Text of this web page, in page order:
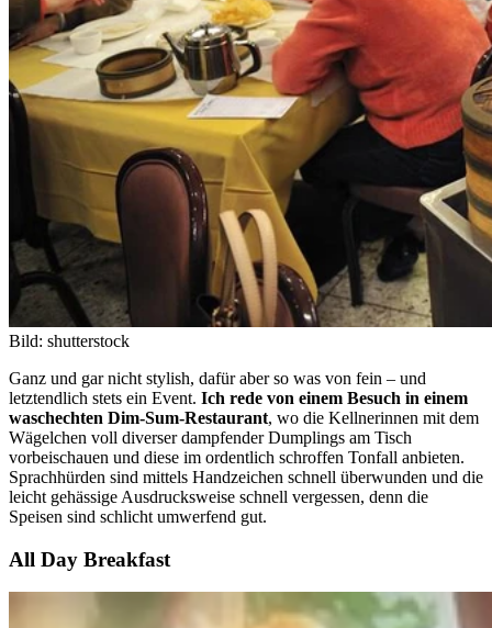
Bild: shutterstock
Ganz und gar nicht stylish, dafür aber so was von fein – und
letztendlich stets ein Event. Ich rede von einem Besuch in einem
waschechten Dim-Sum-Restaurant, wo die Kellnerinnen mit dem
Wägelchen voll diverser dampfender Dumplings am Tisch
vorbeischauen und diese im ordentlich schroffen Tonfall anbieten.
Sprachhürden sind mittels Handzeichen schnell überwunden und die
leicht gehässige Ausdrucksweise schnell vergessen, denn die
Speisen sind schlicht umwerfend gut.
All Day Breakfast